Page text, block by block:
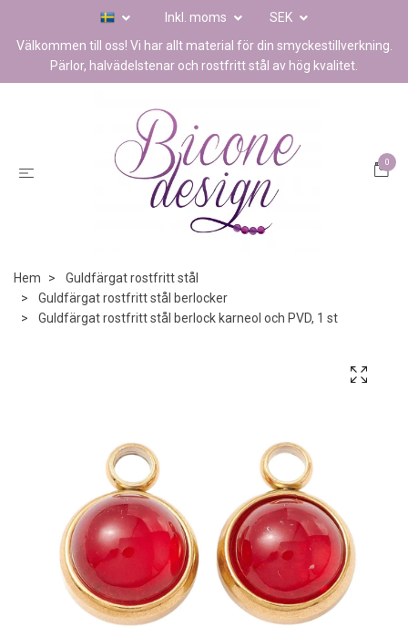
Inkl. moms
SEK
Välkommen till oss! Vi har allt material för din smyckestillverkning.
Pärlor, halvädelstenar och rostfritt stål av hög kvalitet.
0
Hem
Guldfärgat rostfritt stål
Guldfärgat rostfritt stål berlocker
Guldfärgat rostfritt stål berlock karneol och PVD, 1 st